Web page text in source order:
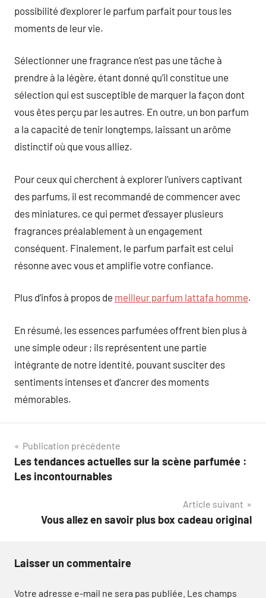
possibilité d’explorer le parfum parfait pour tous les
moments de leur vie.
Sélectionner une fragrance n’est pas une tâche à
prendre à la légère, étant donné qu’il constitue une
sélection qui est susceptible de marquer la façon dont
vous êtes perçu par les autres. En outre, un bon parfum
a la capacité de tenir longtemps, laissant un arôme
distinctif où que vous alliez.
Pour ceux qui cherchent à explorer l’univers captivant
des parfums, il est recommandé de commencer avec
des miniatures, ce qui permet d’essayer plusieurs
fragrances préalablement à un engagement
conséquent. Finalement, le parfum parfait est celui
résonne avec vous et amplifie votre confiance.
Plus d’infos à propos de meilleur parfum lattafa homme.
En résumé, les essences parfumées offrent bien plus à
une simple odeur ; ils représentent une partie
intégrante de notre identité, pouvant susciter des
sentiments intenses et d’ancrer des moments
mémorables.
Navigation
de
Publication précédente
Les tendances actuelles sur la scène parfumée :
Les incontournables
Article suivant
Vous allez en savoir plus box cadeau original
Laisser un commentaire
Votre adresse e-mail ne sera pas publiée. Les champs